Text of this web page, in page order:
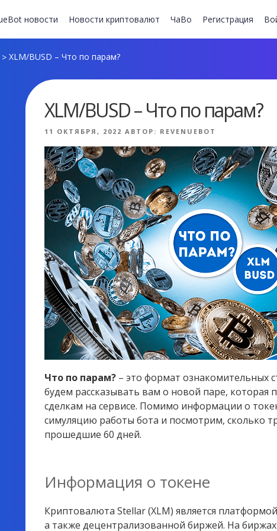
новости Новости криптовалют ЧаВо Регистрация
> XLM/BUSD – Что по парам?
XLM/BUSD – Что по парам?
ОПУБЛИКОВАНО
11 ОКТЯБРЯ, 2022 АВТОР: REVENUEBOT
Что по парам? – это формат ознакомительных
будем рассказывать вам о новой паре,
сделкам на сервисе. Помимо информации о
симуляцию работы бота и посмотрим, сколько
прошедшие 60 дней.
Информация о токене
Криптовалюта Stellar (XLM) является
а также децентрализованной биржей. На